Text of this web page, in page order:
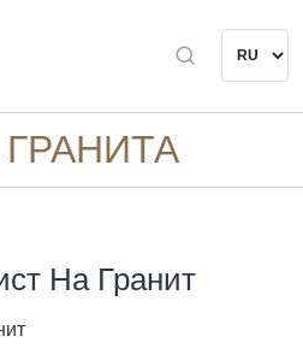
На Гранит